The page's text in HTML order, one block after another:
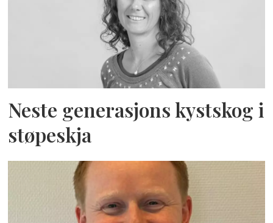
Neste generasjons kystskog i
støpeskja